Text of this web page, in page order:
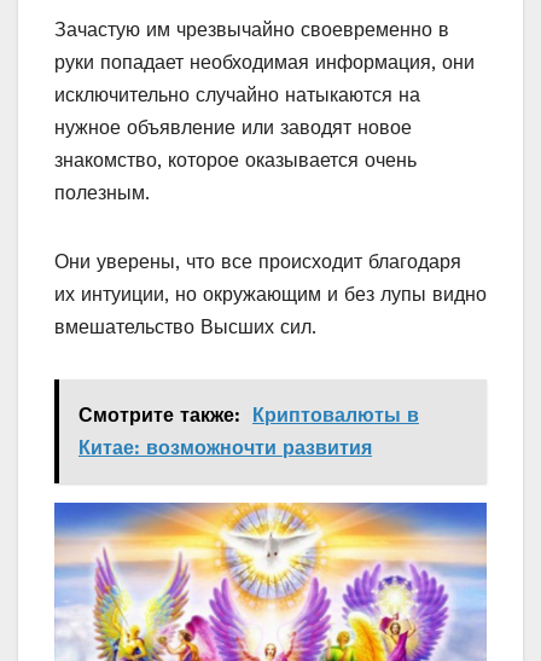
Зачастую им чрезвычайно своевременно в
руки попадает необходимая информация, они
исключительно случайно натыкаются на
нужное объявление или заводят новое
знакомство, которое оказывается очень
полезным.
Они уверены, что все происходит благодаря
их интуиции, но окружающим и без лупы видно
вмешательство Высших сил.
Смотрите также:
Криптовалюты в
Китае: возможночти развития